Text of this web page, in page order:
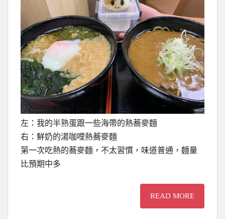
左：我的半熟蛋跟一些海帶的熱蕎麥麵
右：鮮奶的湯咖哩熱蕎麥麵
第一次吃熱的蕎麥麵，不太習慣，味道普通，麵量
比預期中多
READ MORE